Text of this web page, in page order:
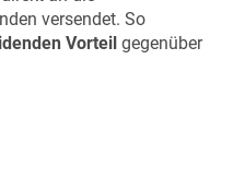
versendet. So
Vorteil gegenüber